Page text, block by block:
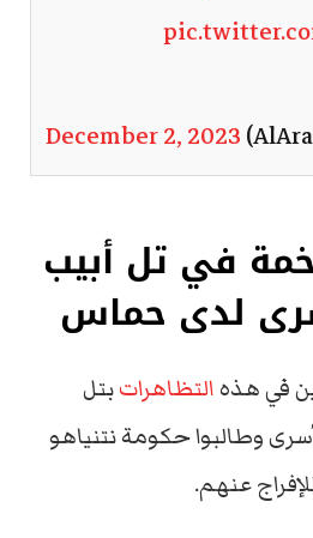
December 2, 2023
في تل أبيب
لدى حماس
في هذهالتظاهراتبتل
وطالبوا حكومة نتنياهو
عنهم.